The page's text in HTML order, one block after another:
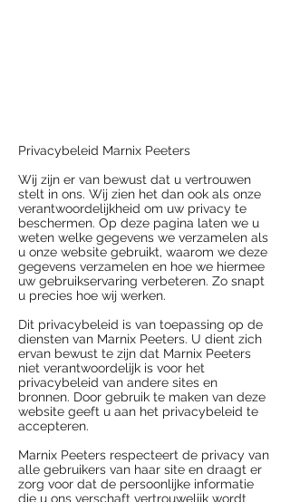
Privacybeleid Marnix Peeters
Wij zijn er van bewust dat u vertrouwen
stelt in ons. Wij zien het dan ook als onze
verantwoordelijkheid om uw privacy te
beschermen. Op deze pagina laten we u
weten welke gegevens we verzamelen als
u onze website gebruikt, waarom we deze
gegevens verzamelen en hoe we hiermee
uw gebruikservaring verbeteren. Zo snapt
u precies hoe wij werken.
Dit privacybeleid is van toepassing op de
diensten van Marnix Peeters. U dient zich
ervan bewust te zijn dat Marnix Peeters
niet verantwoordelijk is voor het
privacybeleid van andere sites en
bronnen. Door gebruik te maken van deze
website geeft u aan het privacybeleid te
accepteren.
Marnix Peeters respecteert de privacy van
alle gebruikers van haar site en draagt er
zorg voor dat de persoonlijke informatie
die u ons verschaft vertrouwelijk wordt